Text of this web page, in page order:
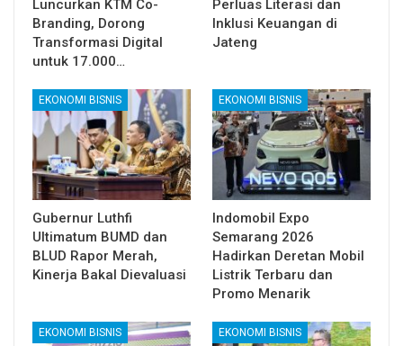
Luncurkan KTM Co-
Branding, Dorong
Transformasi Digital
untuk 17.000…
Perluas Literasi dan
Inklusi Keuangan di
Jateng
EKONOMI BISNIS
Gubernur Luthfi
Ultimatum BUMD dan
BLUD Rapor Merah,
Kinerja Bakal Dievaluasi
EKONOMI BISNIS
Indomobil Expo
Semarang 2026
Hadirkan Deretan Mobil
Listrik Terbaru dan
Promo Menarik
EKONOMI BISNIS EKONOMI BISNIS